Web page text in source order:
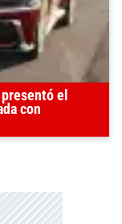
el
con